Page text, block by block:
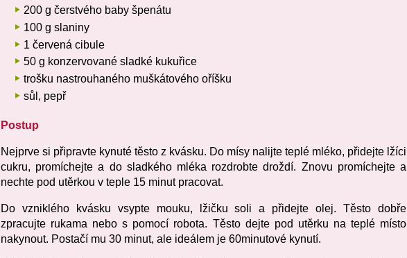
200 g čerstvého baby špenátu
100 g slaniny
1 červená cibule
50 g konzervované sladké kukuřice
trošku nastrouhaného muškátového oříšku
sůl, pepř
Postup
Nejprve si připravte kynuté těsto z kvásku. Do mísy nalijte teplé mléko, přidejte lžíci
cukru, promíchejte a do sladkého mléka rozdrobte droždí. Znovu promíchejte a
nechte pod utěrkou v teple 15 minut pracovat.
Do vzniklého kvásku vsypte mouku, lžičku soli a přidejte olej. Těsto dobře
zpracujte rukama nebo s pomocí robota. Těsto dejte pod utěrku na teplé místo
nakynout. Postačí mu 30 minut, ale ideálem je 60minutové kynutí.